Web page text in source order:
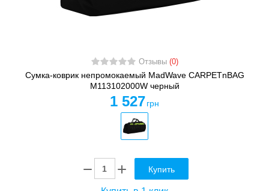
Отзывы (0)
Сумка-коврик непромокаемый MadWave CARPETnBAG
M113102000W черный
1 527 грн
Купить